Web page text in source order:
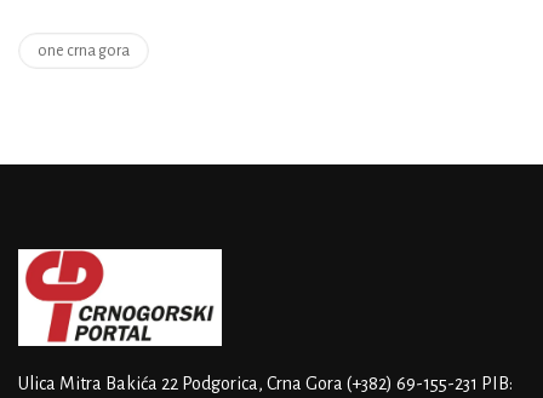
one crna gora
Ulica Mitra Bakića 22 Podgorica, Crna Gora (+382) 69-155-231 PIB: